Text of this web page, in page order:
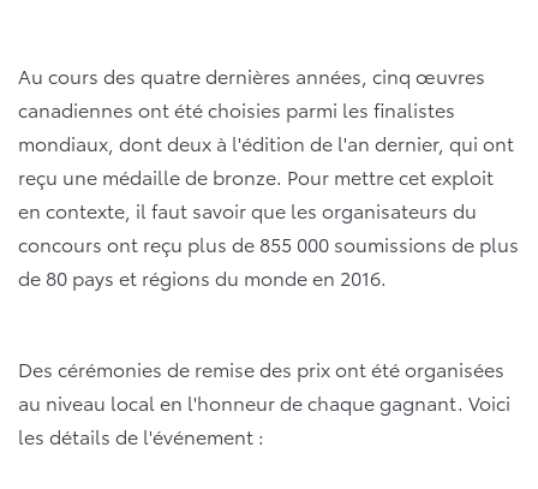
Au cours des quatre dernières années, cinq œuvres
canadiennes ont été choisies parmi les finalistes
mondiaux, dont deux à l'édition de l'an dernier, qui ont
reçu une médaille de bronze. Pour mettre cet exploit
en contexte, il faut savoir que les organisateurs du
concours ont reçu plus de 855 000 soumissions de plus
de 80 pays et régions du monde en 2016.
Des cérémonies de remise des prix ont été organisées
au niveau local en l'honneur de chaque gagnant. Voici
les détails de l'événement :